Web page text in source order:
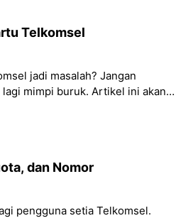
Telkomsel
jadi masalah? Jangan
mimpi buruk. Artikel ini akan
dan Nomor
pengguna setia Telkomsel.